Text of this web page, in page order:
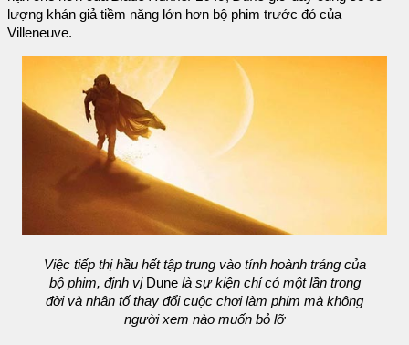
lượng khán giả tiềm năng lớn hơn bộ phim trước đó của
Villeneuve.
Việc tiếp thị hầu hết tập trung vào tính hoành tráng của
bộ phim, định vị Dune là sự kiện chỉ có một lần trong
đời và nhân tố thay đổi cuộc chơi làm phim mà không
người xem nào muốn bỏ lỡ